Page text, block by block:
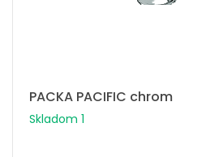
PACKA PACIFIC chrom
Skladom 1